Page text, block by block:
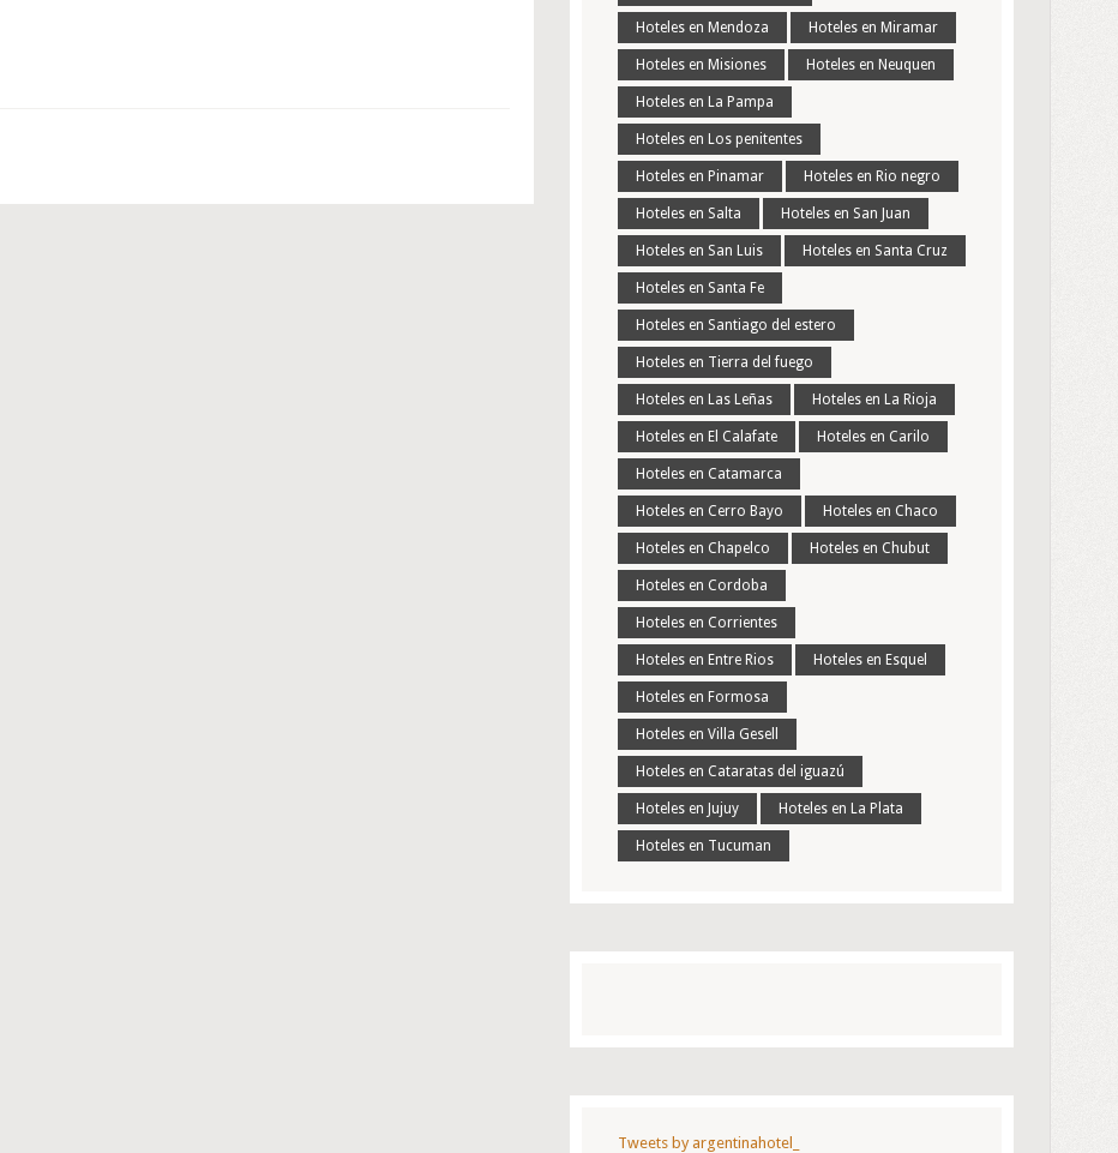
Hoteles en Mendoza Hoteles en Miramar
Hoteles en Misiones Hoteles en Neuquen
Hoteles en La Pampa
Hoteles en Los penitentes
Hoteles en Pinamar Hoteles en Rio negro
Hoteles en Salta Hoteles en San Juan
Hoteles en San Luis Hoteles en Santa Cruz
Hoteles en Santa Fe
Hoteles en Santiago del estero
Hoteles en Tierra del fuego
Hoteles en Las Leñas Hoteles en La Rioja
Hoteles en El Calafate Hoteles en Carilo
Hoteles en Catamarca
Hoteles en Cerro Bayo Hoteles en Chaco
Hoteles en Chapelco Hoteles en Chubut
Hoteles en Cordoba
Hoteles en Corrientes
Hoteles en Entre Rios Hoteles en Esquel
Hoteles en Formosa
Hoteles en Villa Gesell
Hoteles en Cataratas del iguazú
Hoteles en Jujuy Hoteles en La Plata
Hoteles en Tucuman
Tweets by argentinahotel_